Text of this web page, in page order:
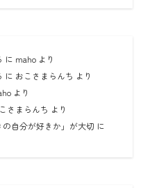
に maho より
に おこさまらんち より
より
さまらんち より
の自分が好きか」が大切 に